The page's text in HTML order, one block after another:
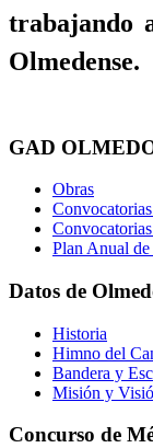
trabajando
Olmedense.
GAD
Obras
Plan Anual
Datos de
Historia
Himno del
Bandera y
Misión y
Concurso de